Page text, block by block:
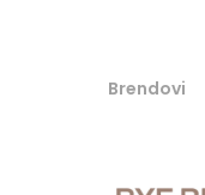
Brendovi